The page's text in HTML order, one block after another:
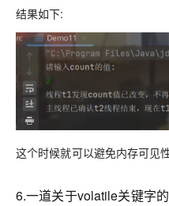
结果如下:
这个时候就可以避免内存可见
6.一道关于volatile关键字